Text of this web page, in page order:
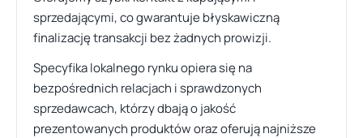
sprzedającymi, co gwarantuje błyskawiczną
finalizację transakcji bez żadnych prowizji.
Specyfika lokalnego rynku opiera się na
bezpośrednich relacjach i sprawdzonych
sprzedawcach, którzy dbają o jakość
prezentowanych produktów oraz oferują najniższe